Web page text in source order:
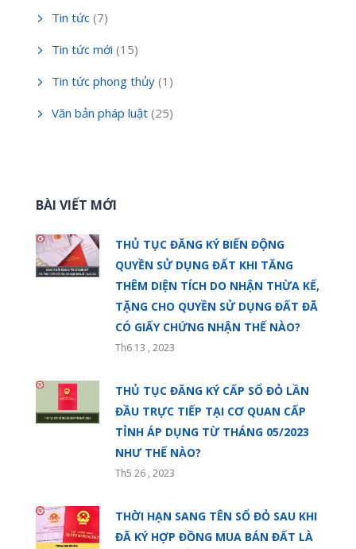
Tin tức (7)
Tin tức mới (15)
Tin tức phong thủy (1)
Văn bản pháp luật (25)
BÀI VIẾT MỚI
THỦ TỤC ĐĂNG KÝ BIẾN ĐỘNG
QUYỀN SỬ DỤNG ĐẤT KHI TĂNG
THÊM DIỆN TÍCH DO NHẬN THỪA KẾ,
TẶNG CHO QUYỀN SỬ DỤNG ĐẤT ĐÃ
CÓ GIẤY CHỨNG NHẬN THẾ NÀO?
Th6 13 , 2023
THỦ TỤC ĐĂNG KÝ CẤP SỔ ĐỎ LẦN
ĐẦU TRỰC TIẾP TẠI CƠ QUAN CẤP
TỈNH ÁP DỤNG TỪ THÁNG 05/2023
NHƯ THẾ NÀO?
Th5 26 , 2023
THỜI HẠN SANG TÊN SỔ ĐỎ SAU KHI
ĐÃ KÝ HỢP ĐỒNG MUA BÁN ĐẤT LÀ